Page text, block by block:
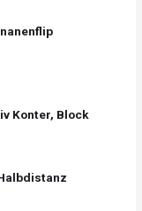
Konter, Block